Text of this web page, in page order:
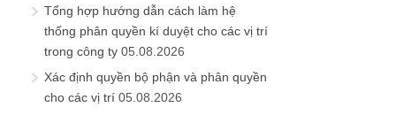
Tổng hợp hướng dẫn cách làm hệ
thống phân quyền kí duyệt cho các vị trí
trong công ty 05.08.2026
Xác định quyền bộ phận và phân quyền
cho các vị trí 05.08.2026